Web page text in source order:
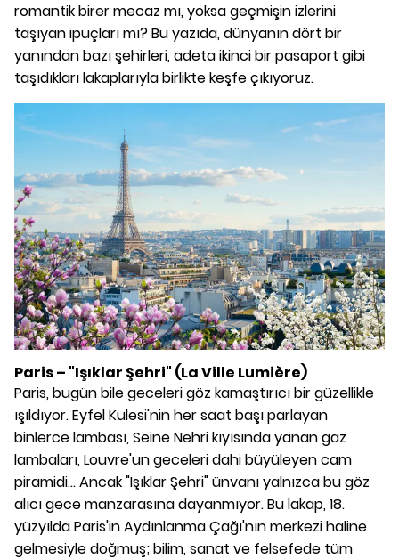
romantik birer mecaz mı, yoksa geçmişin izlerini
taşıyan ipuçları mı? Bu yazıda, dünyanın dört bir
yanından bazı şehirleri, adeta ikinci bir pasaport gibi
taşıdıkları lakaplarıyla birlikte keşfe çıkıyoruz.
Paris – "Işıklar Şehri" (La Ville Lumière)
Paris, bugün bile geceleri göz kamaştırıcı bir güzellikle
ışıldıyor. Eyfel Kulesi'nin her saat başı parlayan
binlerce lambası, Seine Nehri kıyısında yanan gaz
lambaları, Louvre'un geceleri dahi büyüleyen cam
piramidi... Ancak "Işıklar Şehri" ünvanı yalnızca bu göz
alıcı gece manzarasına dayanmıyor. Bu lakap, 18.
yüzyılda Paris'in Aydınlanma Çağı'nın merkezi haline
gelmesiyle doğmuş; bilim, sanat ve felsefede tüm